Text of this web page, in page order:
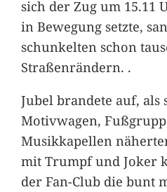
sich der Zug um 15.11
in Bewegung setzte,
schunkelten schon
Straßenrändern. .
Jubel brandete auf, als
Motivwagen,
Musikkapellen
mit Trumpf und Joker
der Fan-Club die bunt